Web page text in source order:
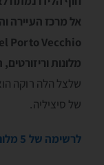
מלונות
שלצל הלה רוקה
של סיציליה.
לרשימה של 5 מלונות נופש מעולים בצ'פלו, הקליקו כאן…